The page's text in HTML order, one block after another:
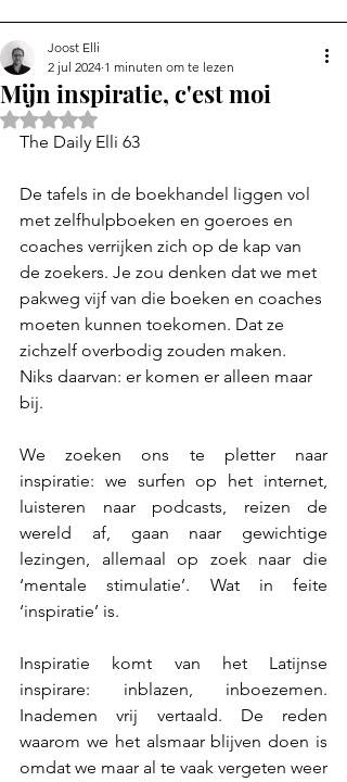
Mijn inspiratie, c'est moi
Joost Elli
2 jul 2024 1 minuten om te lezen
Beoordeeld met NaN uit 5 sterren.
The Daily Elli 63
De tafels in de boekhandel liggen vol
met zelfhulpboeken en goeroes en
coaches verrijken zich op de kap van
de zoekers. Je zou denken dat we met
pakweg vijf van die boeken en coaches
moeten kunnen toekomen. Dat ze
zichzelf overbodig zouden maken.
Niks daarvan: er komen er alleen maar
bij.
We zoeken ons te pletter naar
inspiratie: we surfen op het internet,
luisteren naar podcasts, reizen de
wereld af, gaan naar gewichtige
lezingen, allemaal op zoek naar die
‘mentale stimulatie’. Wat in feite
‘inspiratie’ is.
Inspiratie komt van het Latijnse
inspirare: inblazen, inboezemen.
Inademen vrij vertaald. De reden
waarom we het alsmaar blijven doen is
omdat we maar al te vaak vergeten weer